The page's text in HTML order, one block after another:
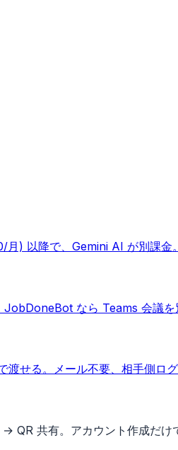
以降で、Gemini AI が別課金
なら Teams 会議
せる。メール不要、相手側ロ
共有。アカウント作成だけ